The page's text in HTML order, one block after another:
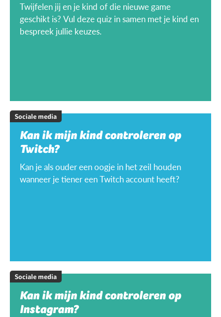
Twijfelen jij en je kind of die nieuwe game
geschikt is? Vul deze quiz in samen met je kind en
bespreek jullie keuzes.
Sociale media
Kan ik mijn kind controleren op
Twitch?
Kan je als ouder een oogje in het zeil houden
wanneer je tiener een Twitch account heeft?
Sociale media
Kan ik mijn kind controleren op
Instagram?